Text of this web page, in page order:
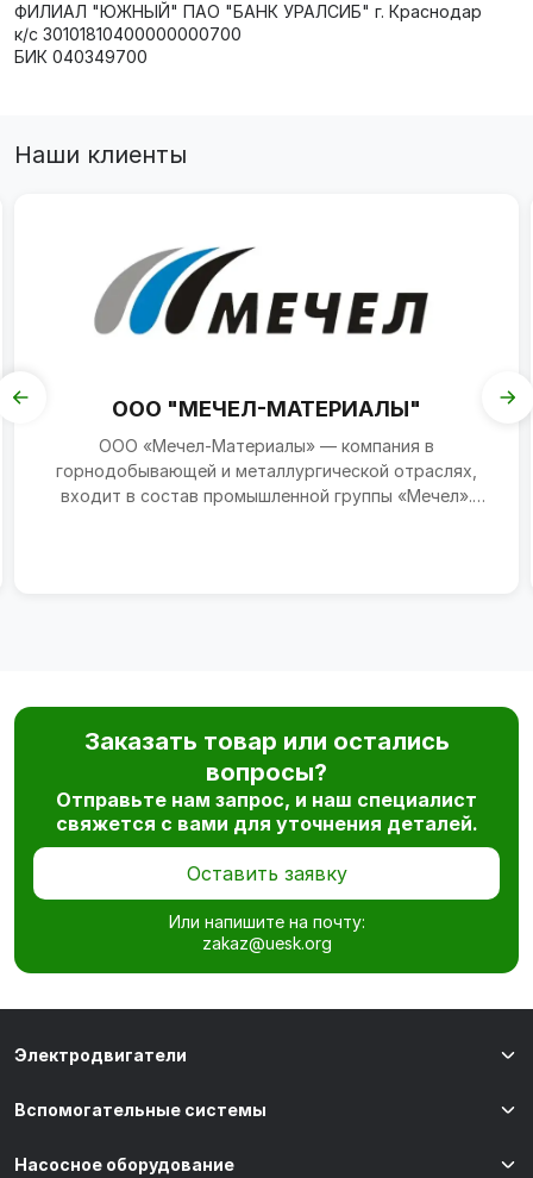
ФИЛИАЛ "ЮЖНЫЙ" ПАО "БАНК УРАЛСИБ" г. Краснодар
к/с 30101810400000000700
БИК 040349700
Наши клиенты
ООО "МЕЧЕЛ-МАТЕРИАЛЫ"
ООО «Мечел-Материалы» — компания в
горнодобывающей и металлургической отраслях,
входит в состав промышленной группы «Мечел».
Заказать товар или остались
вопросы?
Отправьте нам запрос, и наш специалист
свяжется с вами для уточнения деталей.
Оставить заявку
Или напишите на почту:
zakaz@uesk.org
Электродвигатели
Вспомогательные системы
Насосное оборудование